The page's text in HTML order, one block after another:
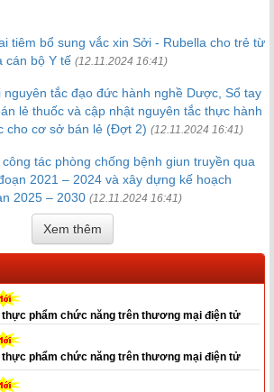
tiêm bổ sung vắc xin Sởi - Rubella cho trẻ từ
cán bộ Y tế (12.11.2024 16:41)
nguyên tắc đạo đức hành nghề Dược, Sổ tay
lẻ thuốc và cập nhật nguyên tắc thực hành
cho cơ sở bán lẻ (Đợt 2) (12.11.2024 16:41)
tác phòng chống bệnh giun truyền qua
2021 – 2024 và xây dựng kế hoạch
2025 – 2030 (12.11.2024 16:41)
Xem thêm
thực phẩm chức năng trên thương mại điện tử
thực phẩm chức năng trên thương mại điện tử